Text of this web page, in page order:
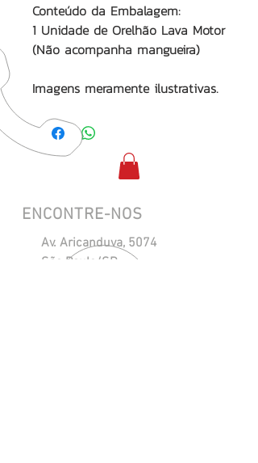
Conteúdo da Embalagem:
1 Unidade de Orelhão Lava Motor
(Não acompanha mangueira)
Imagens meramente ilustrativas.
ENCONTRE-NOS
Av. Aricanduva, 5074
São Paulo/SP